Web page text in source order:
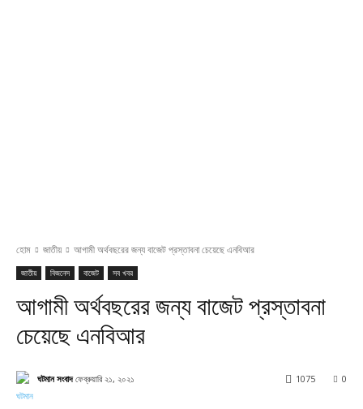
হোম জাতীয় আগামী অর্থবছরের জন্য বাজেট প্রস্তাবনা চেয়েছে এনবিআর
জাতীয় বিজনেস বাজেট সব খবর
আগামী অর্থবছরের জন্য বাজেট প্রস্তাবনা
চেয়েছে এনবিআর
ঘটমান সংবাদ ফেব্রুয়ারি ২১, ২০২১ 0
1075